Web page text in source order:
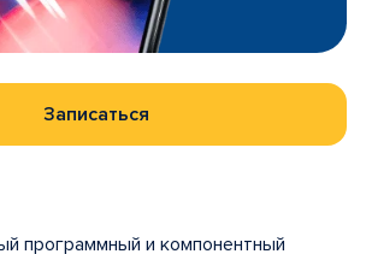
Записаться
программный и компонентный